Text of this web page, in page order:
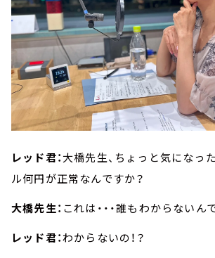
レッド君：大橋先生、ちょっと気になっ
ル何円が正常なんですか？
大橋先生： これは・・・誰もわからないん
レッド君：わからないの！？